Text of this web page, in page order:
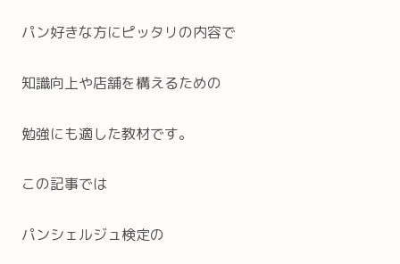
パン好きな方にピッタリの内容で
知識向上や店舗を構えるための
勉強にも適した教材です。
この記事では
パンシェルジュ検定の